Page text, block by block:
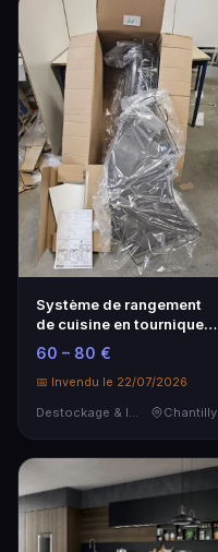
Système de rangement
de cuisine en tourniquet,
OSKAB.
60 – 80 €
📅 Invendu le 22/07/2026
Chantilly